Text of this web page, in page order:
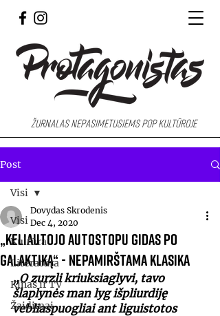
Žurnalas nepasimetusiems pop kultūroje
Post
Visi
Kultūra
Literatūra
Kinas ir TV
Žaidimai
Visi
„Keliautojo autostopu gidas po
galaktiką“ - nepamirštama klasika
Dovydas Skrodenis
Dec 4, 2020
„O zurzli kriuksiaglyvi, tavo
šlaplynės man lyg išpliurdiję
vebliaspuogliai ant liguistotos